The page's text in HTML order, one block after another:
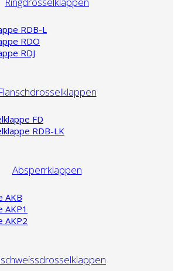
RDB-L
RDO
RDJ
FD
RDB-LK
Absperrklappen
AKB
AKP1
AKP2